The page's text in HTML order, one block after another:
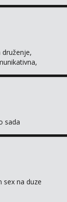
druženje,
sada
sex na duze